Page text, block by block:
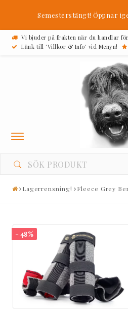
Semesterstängt! Öppnar
Vi bjuder på frakten när du handlar
Länk till 'Villkor & Info' vid Menyn!
Toggle
navigation
Lagerrensning! Fleece Grey
- 48%